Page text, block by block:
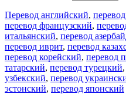
Перевод английский,
перевод французский,
итальянский, перевод
перевод иврит, перевод
перевод корейский, перевод
татарский, перевод турецкий,
узбекский, перевод
эстонский, перевод японский